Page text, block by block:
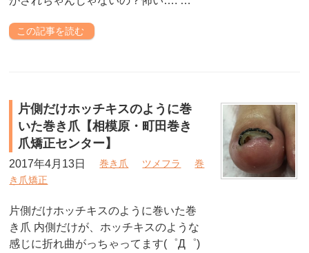
この記事を読む
片側だけホッチキスのように巻
いた巻き爪【相模原・町田巻き
爪矯正センター】
2017年4月13日 巻き爪 ツメフラ
巻
き爪矯正
片側だけホッチキスのように巻いた巻
き爪 内側だけが、ホッチキスのような
感じに折れ曲がっちゃってます(゜Д゜)